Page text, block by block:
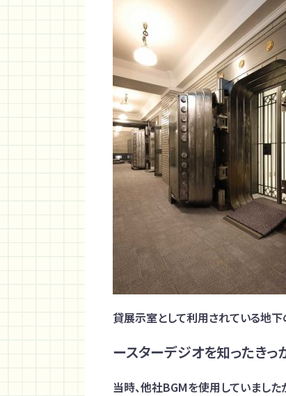
貸展示室として利用されている地
ースターデジオを知ったきっ
当時、他社BGMを使用していまし